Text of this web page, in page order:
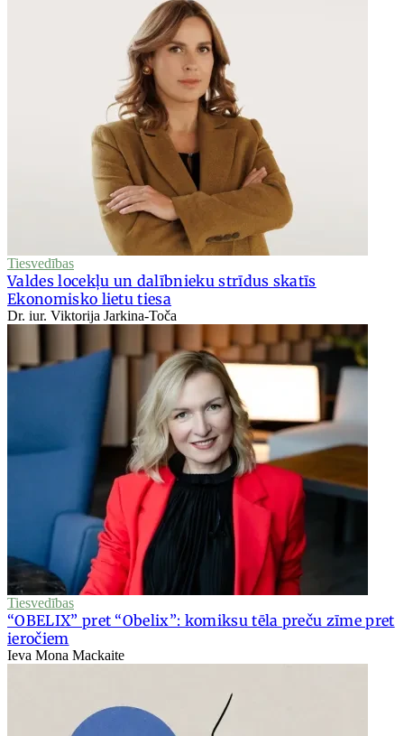
Tiesvedības
Valdes locekļu un dalībnieku strīdus skatīs
Ekonomisko lietu tiesa
Dr. iur. Viktorija Jarkina-Toča
Tiesvedības
“OBELIX” pret “Obelix”: komiksu tēla preču zīme pret
ieročiem
Ieva Mona Mackaite